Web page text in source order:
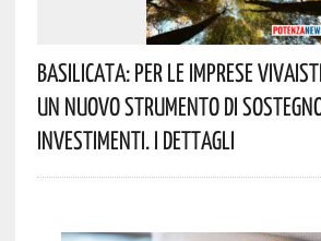
Basilicata: Per Le Imprese
Un Nuovo Strumento Di
Investimenti. I Dettagli